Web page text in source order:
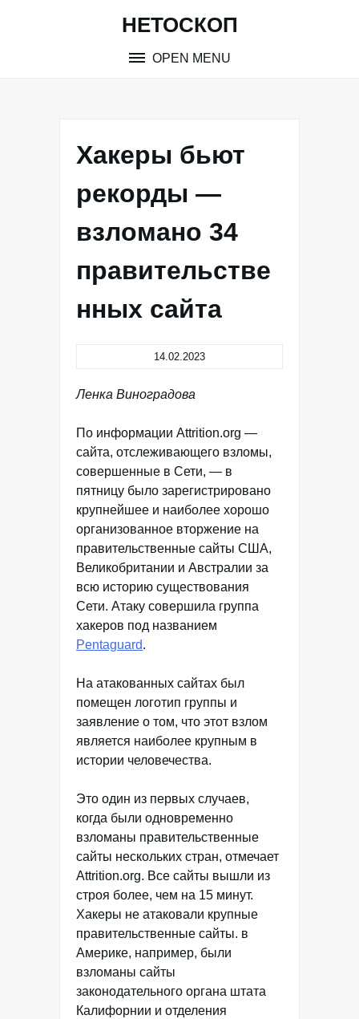
НЕТОСКОП
OPEN MENU
Хакеры бьют
рекорды —
взломано 34
правительстве
нных сайта
14.02.2023
Ленка Виноградова
По информации Attrition.org —
сайта, отслеживающего взломы,
совершенные в Сети, — в
пятницу было зарегистрировано
крупнейшее и наиболее хорошо
организованное вторжение на
правительственные сайты США,
Великобритании и Австралии за
всю историю существования
Сети. Атаку совершила группа
хакеров под названием
Pentaguard.
На атакованных сайтах был
помещен логотип группы и
заявление о том, что этот взлом
является наиболее крупным в
истории человечества.
Это один из первых случаев,
когда были одновременно
взломаны правительственные
сайты нескольких стран, отмечает
Attrition.org. Все сайты вышли из
строя более, чем на 15 минут.
Хакеры не атаковали крупные
правительственные сайты. в
Америке, например, были
взломаны сайты
законодательного органа штата
Калифорнии и отделения